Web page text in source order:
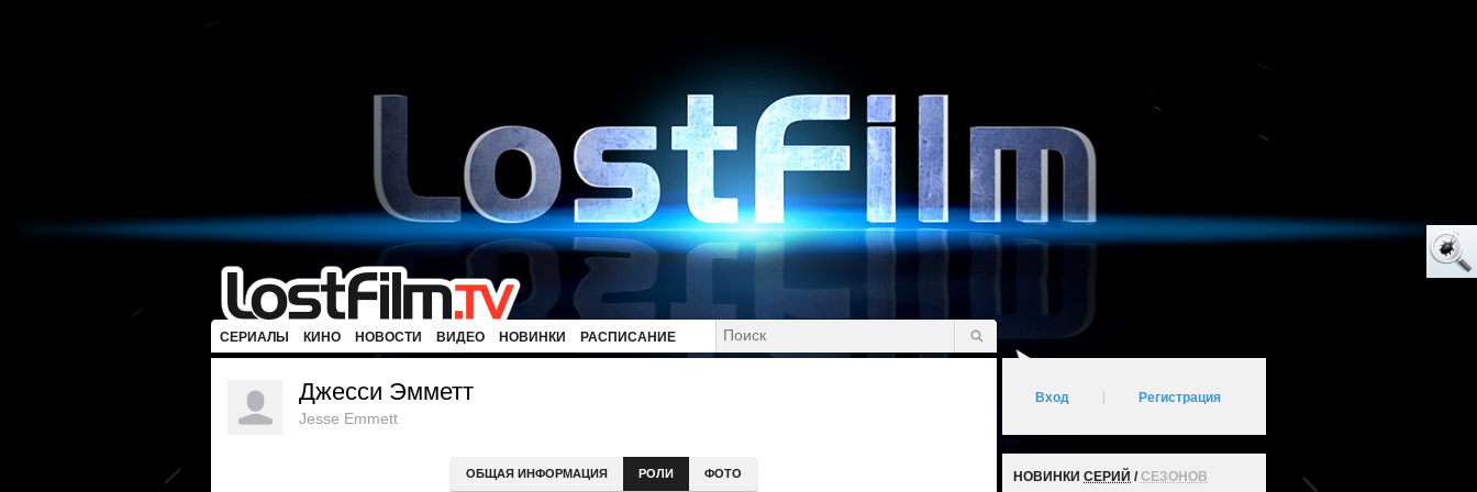
СЕРИАЛЫ КИНО НОВОСТИ ВИДЕО НОВИНКИ РАСПИСАНИЕ
Джесси Эмметт
Jesse Emmett
ОБЩАЯ ИНФОРМАЦИЯ РОЛИ ФОТО
Вход Регистрация
НОВИНКИ СЕРИЙ /СЕЗОНОВ